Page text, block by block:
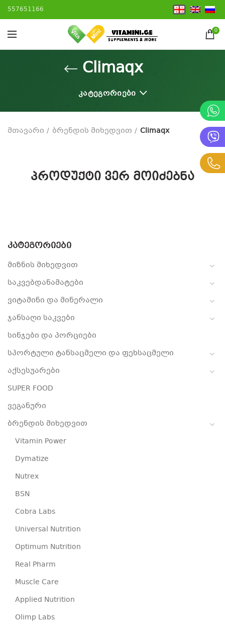
557651166
0
Climaqx
ᲙᲐᲢᲔᲒᲝᲠᲘᲔᲑᲘ
ᲙᲐᲢᲔᲒᲝᲠᲘᲔᲑᲘ
მიზნის მიხედვით
საკვებდანამატები
ვიტამინი და მინერალი
ჯანსაღი საკვები
სინჯები და პორციები
სპორტული ტანსაცმელი და ფეხსაცმელი
აქსესუარები
SUPER FOOD
ვეგანური
ბრენდის მიხედვით
Vitamin Power
Dymatize
Nutrex
BSN
Cobra Labs
Universal Nutrition
Optimum Nutrition
Real Pharm
Muscle Care
Applied Nutrition
Olimp Labs
მთავარი ბრენდის მიხედვით Climaqx
პროდუქტი ვერ მოიძებნა